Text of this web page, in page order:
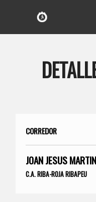
CORREDOR
JOAN JESUS
C.A. RIBA-ROJA RIBAPEU